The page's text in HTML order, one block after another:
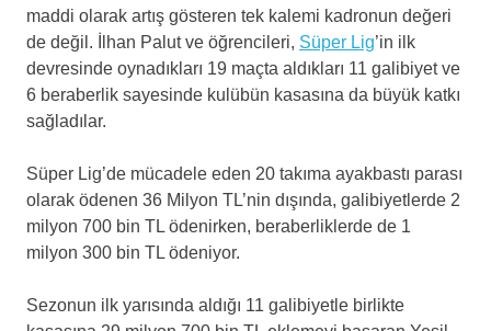
maddi olarak artış gösteren tek kalemi kadronun değeri
de değil. İlhan Palut ve öğrencileri, Süper Lig’in ilk
devresinde oynadıkları 19 maçta aldıkları 11 galibiyet ve
6 beraberlik sayesinde kulübün kasasına da büyük katkı
sağladılar.
Süper Lig’de mücadele eden 20 takıma ayakbastı parası
olarak ödenen 36 Milyon TL’nin dışında, galibiyetlerde 2
milyon 700 bin TL ödenirken, beraberliklerde de 1
milyon 300 bin TL ödeniyor.
Sezonun ilk yarısında aldığı 11 galibiyetle birlikte